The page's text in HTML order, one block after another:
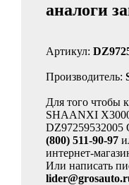
аналоги
Артикул:
Производитель:
Для того чтобы
SHAANXI
DZ97259532005
(800) 511-90-97
интернет-
Или написать